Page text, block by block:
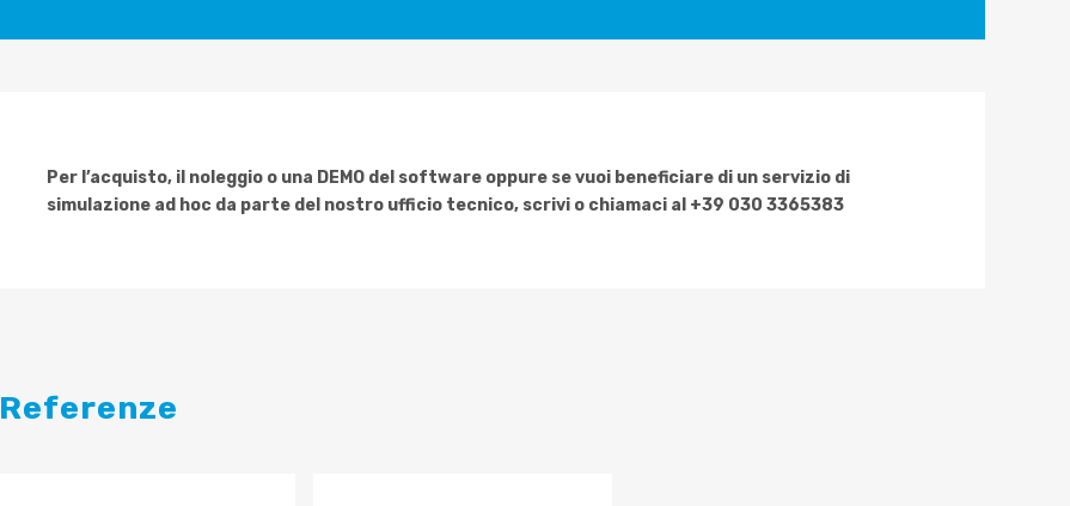
Per l’acquisto, il noleggio o una DEMO del software oppure se vuoi beneficiare di un servizio di
simulazione ad hoc da parte del nostro ufficio tecnico, scrivi o chiamaci al +39 030 3365383
Referenze